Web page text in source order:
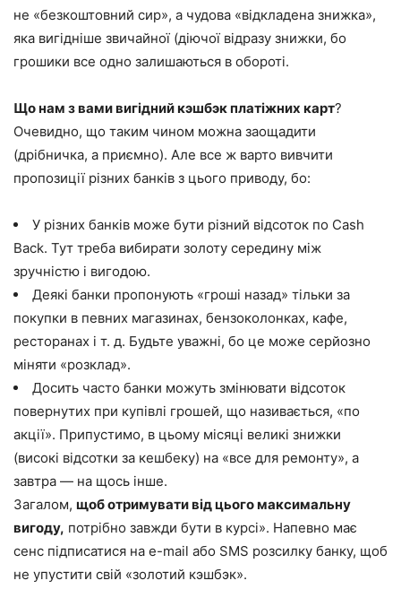
не «безкоштовний сир», а чудова «відкладена знижка»,
яка вигідніше звичайної (діючої відразу знижки, бо
грошики все одно залишаються в обороті.
Що нам з вами вигідний кэшбэк платіжних карт?
Очевидно, що таким чином можна заощадити
(дрібничка, а приємно). Але все ж варто вивчити
пропозиції різних банків з цього приводу, бо:
У різних банків може бути різний відсоток по Cash
Back. Тут треба вибирати золоту середину між
зручністю і вигодою.
Деякі банки пропонують «гроші назад» тільки за
покупки в певних магазинах, бензоколонках, кафе,
ресторанах і т. д. Будьте уважні, бо це може серйозно
міняти «розклад».
Досить часто банки можуть змінювати відсоток
повернутих при купівлі грошей, що називається, «по
акції». Припустимо, в цьому місяці великі знижки
(високі відсотки за кешбеку) на «все для ремонту», а
завтра — на щось інше.
Загалом, щоб отримувати від цього максимальну
вигоду, потрібно завжди бути в курсі». Напевно має
сенс підписатися на e-mail або SMS розсилку банку, щоб
не упустити свій «золотий кэшбэк».